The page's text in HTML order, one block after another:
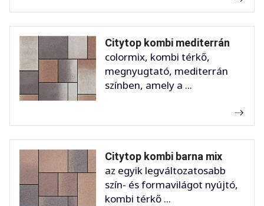
Citytop kombi mediterrán
colormix, kombi térkő,
megnyugtató, mediterrán
színben, amely a ...
Citytop kombi barna mix
az egyik legváltozatosabb
szín- és formavilágot nyújtó,
kombi térkő ...